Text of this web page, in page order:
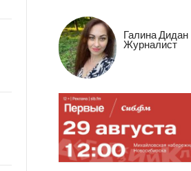
Галина Дидан
Журналист